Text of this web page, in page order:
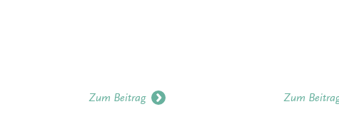
Zum Beitrag Zum